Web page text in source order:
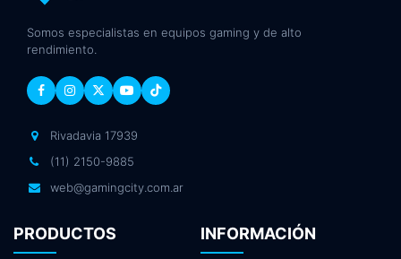
Somos especialistas en equipos gaming y de alto
rendimiento.
Rivadavia 17939
(11) 2150-9885
web@gamingcity.com.ar
PRODUCTOS INFORMACIÓN